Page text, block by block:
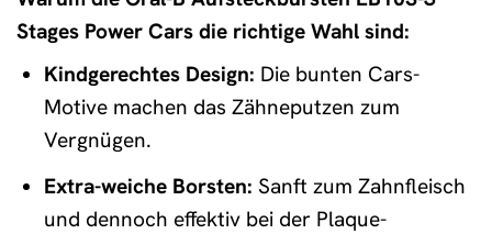
Stages Power Cars die richtige Wahl sind:
Kindgerechtes Design: Die bunten Cars-
Motive machen das Zähneputzen zum
Vergnügen.
Extra-weiche Borsten: Sanft zum Zahnfleisch
und dennoch effektiv bei der Plaque-